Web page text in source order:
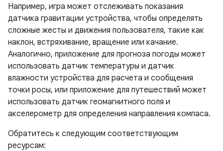
Например, игра может отслеживать показания
датчика гравитации устройства, чтобы определять
сложные жесты и движения пользователя, такие как
наклон, встряхивание, вращение или качание.
Аналогично, приложение для прогноза погоды может
использовать датчик температуры и датчик
влажности устройства для расчета и сообщения
точки росы, или приложение для путешествий может
использовать датчик геомагнитного поля и
акселерометр для определения направления компаса.
Обратитесь к следующим соответствующим
ресурсам: